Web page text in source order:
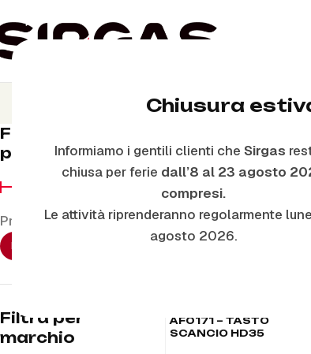
Chiusura
Informiamo i gentili clienti che Sirgas
chiusa per ferie dall’8 al 23 agosto
compresi.
Le attività riprenderanno regolarmente
agosto 2026.
Filtra per
prezzo
FILTRA
Prezzo:€10—€1430
Filtra per
marchio
AF0171 – TASTO
SCANCIO HD35